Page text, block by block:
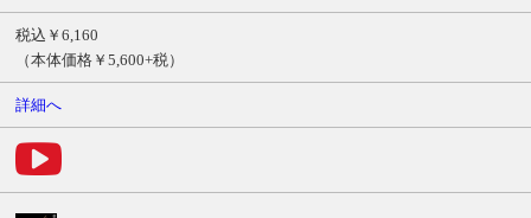
税込￥6,160
（本体価格￥5,600+税）
詳細へ